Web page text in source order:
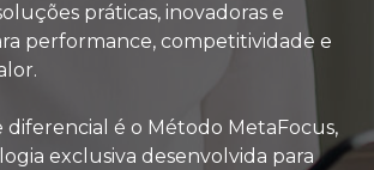
práticas, inovadoras e
performance, competitividade e
diferencial é o Método MetaFocus,
exclusiva desenvolvida para